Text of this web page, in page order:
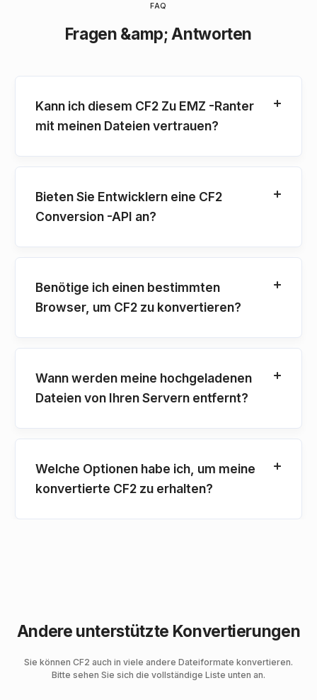
FAQ
Fragen &amp; Antworten
Kann ich diesem CF2 Zu EMZ -Ranter
mit meinen Dateien vertrauen?
Bieten Sie Entwicklern eine CF2
Conversion -API an?
Benötige ich einen bestimmten
Browser, um CF2 zu konvertieren?
Wann werden meine hochgeladenen
Dateien von Ihren Servern entfernt?
Welche Optionen habe ich, um meine
konvertierte CF2 zu erhalten?
Andere unterstützte Konvertierungen
Sie können CF2 auch in viele andere Dateiformate konvertieren.
Bitte sehen Sie sich die vollständige Liste unten an.